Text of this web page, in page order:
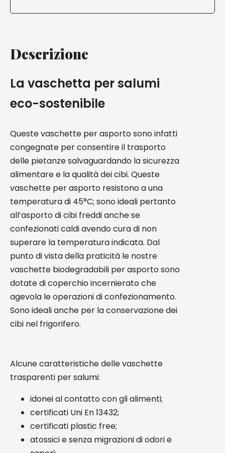
Descrizione
La vaschetta per salumi
eco-sostenibile
Queste vaschette per asporto sono infatti
congegnate per consentire il trasporto
delle pietanze salvaguardando la sicurezza
alimentare e la qualità dei cibi. Queste
vaschette per asporto resistono a una
temperatura di 45°C; sono ideali pertanto
all’asporto di cibi freddi anche se
confezionati caldi avendo cura di non
superare la temperatura indicata. Dal
punto di vista della praticità le nostre
vaschette biodegradabili per asporto sono
dotate di coperchio incernierato che
agevola le operazioni di confezionamento.
Sono ideali anche per la conservazione dei
cibi nel frigorifero.
Alcune caratteristiche delle vaschette
trasparenti per salumi:
idonei al contatto con gli alimenti;
certificati Uni En 13432;
certificati plastic free;
atossici e senza migrazioni di odori e